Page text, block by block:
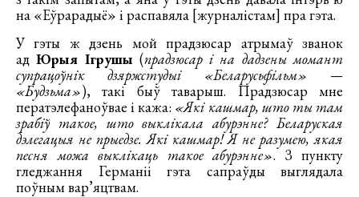
на «Еўрарадыё» і распавяла [журналістам] пра гэта.
У гэты ж дзень мой прадзюсар атрымаў званок
адЮрыя Ігрушы (прадзюсар і на дадзены момант
супрацоўнік дзяржстудыі «Беларусьфільм» —
«Будзьма»), такі быў таварыш. Прадзюсар мне
ператэлефаноўвае і кажа: «Які кашмар, што ты там
зрабіў такое, што выклікала абурэнне? Беларуская
дэлегацыя не прыедзе. Які кашмар! Я не разумею, якая
песня можа выклікаць такое абурэнне». З пункту
гледжання Германіі гэта сапраўды выглядала
поўным вар’яцтвам.